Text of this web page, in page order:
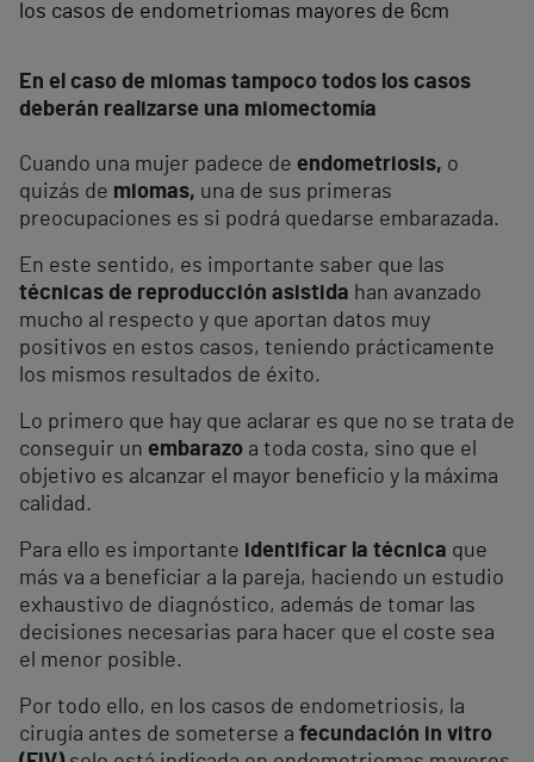
los casos de endometriomas mayores de 6cm
En el caso de miomas tampoco todos los casos
deberán realizarse una miomectomía
Cuando una mujer padece de endometriosis, o
quizás de miomas, una de sus primeras
preocupaciones es si podrá quedarse embarazada.
En este sentido, es importante saber que las
técnicas de reproducción asistida han avanzado
mucho al respecto y que aportan datos muy
positivos en estos casos, teniendo prácticamente
los mismos resultados de éxito.
Lo primero que hay que aclarar es que no se trata de
conseguir un embarazo a toda costa, sino que el
objetivo es alcanzar el mayor beneficio y la máxima
calidad.
Para ello es importante identificar la técnica que
más va a beneficiar a la pareja, haciendo un estudio
exhaustivo de diagnóstico, además de tomar las
decisiones necesarias para hacer que el coste sea
el menor posible.
Por todo ello, en los casos de endometriosis, la
cirugía antes de someterse a fecundación in vitro